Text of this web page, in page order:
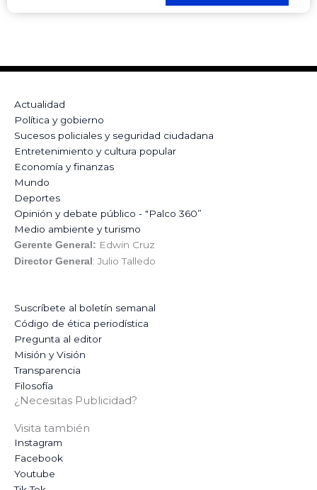
Actualidad
Política y gobierno
Sucesos policiales y seguridad ciudadana
Entretenimiento y cultura popular
Economía y finanzas
Mundo
Deportes
Opinión y debate público - "Palco 360”
Medio ambiente y turismo
Gerente General: Edwin Cruz
Director General: Julio Talledo
Suscríbete al boletín semanal
Código de ética periodística
Pregunta al editor
Misión y Visión
Transparencia
Filosofía
¿Necesitas Publicidad?
Visita también
Instagram
Facebook
Youtube